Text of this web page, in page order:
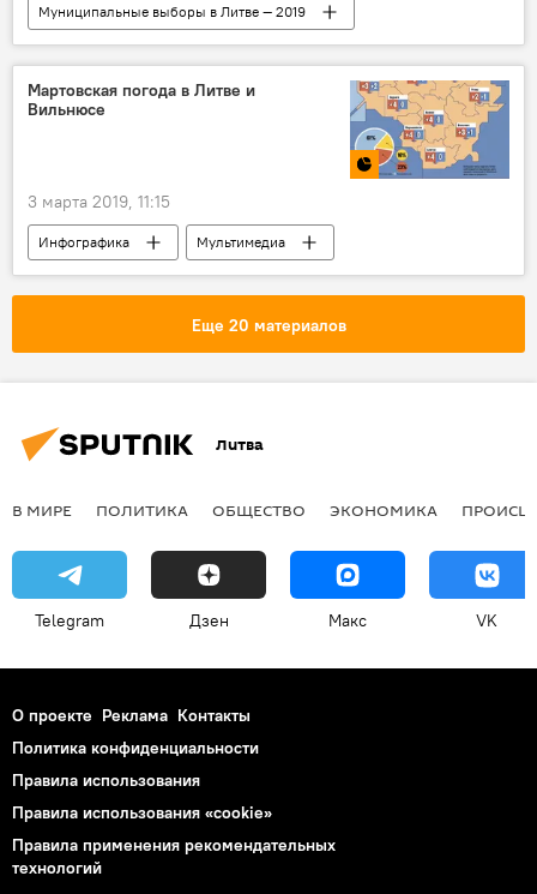
Муниципальные выборы в Литве — 2019
Происшествия
Литва ДТП
Мартовская погода в Литве и
Вильнюсе
3 марта 2019, 11:15
Инфографика
Мультимедиа
погода
прогноз погоды
Литва
Еще 20 материалов
Литва
В МИРЕ ПОЛИТИКА ОБЩЕСТВО ЭКОНОМИКА
Telegram Дзен Макс VK
О проекте Реклама Контакты
Политика конфиденциальности
Правила использования
Правила использования «cookie»
Правила применения рекомендательных
технологий